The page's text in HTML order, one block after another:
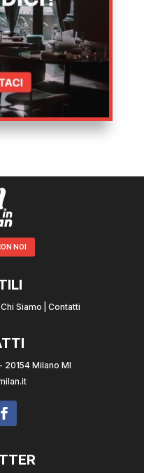
NOI
Chi Siamo Contatti
20154 Milano MI